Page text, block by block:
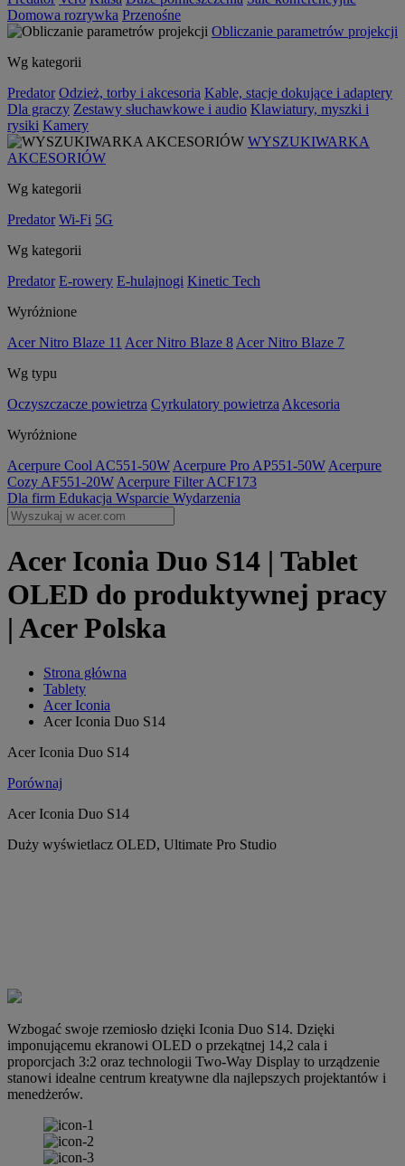
Domowa rozrywka Przenośne
Obliczanie parametrów projekcji
Wg kategorii
Predator Odzież, torby i akcesoria Kable, stacje dokujące i adaptery
Dla graczy Zestawy słuchawkowe i audio Klawiatury, myszki i
rysiki Kamery
WYSZUKIWARKA
AKCESORIÓW
Wg kategorii
Predator Wi-Fi 5G
Wg kategorii
Predator E-rowery E-hulajnogi Kinetic Tech
Wyróżnione
Acer Nitro Blaze 11 Acer Nitro Blaze 8 Acer Nitro Blaze 7
Wg typu
Oczyszczacze powietrza Cyrkulatory powietrza Akcesoria
Wyróżnione
Acerpure Cool AC551-50W Acerpure Pro AP551-50W Acerpure
Cozy AF551-20W Acerpure Filter ACF173
Dla firm Edukacja Wsparcie Wydarzenia
Acer Iconia Duo S14 | Tablet
OLED do produktywnej pracy
| Acer Polska
Strona główna
Tablety
Acer Iconia
Acer Iconia Duo S14
Acer Iconia Duo S14
Porównaj
Acer Iconia Duo S14
Duży wyświetlacz OLED, Ultimate Pro Studio
Wzbogać swoje rzemiosło dzięki Iconia Duo S14. Dzięki
imponującemu ekranowi OLED o przekątnej 14,2 cala i
proporcjach 3:2 oraz technologii Two-Way Display to urządzenie
stanowi idealne centrum kreatywne dla najlepszych projektantów i
menedżerów.